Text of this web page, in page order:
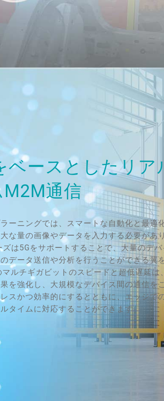
ベースとしたリア
通信
ーニングでは、スマートな自動化と最適
な量の画像やデータを入力する必要があ
ズは5Gをサポートすることで、大量のデ
データ送信や分析を行うことができる翼
マルチギガビットのスピードと超低遅延は
を強化し、大規模なデバイス間の通信を
スかつ効率的にするとともに、エッジで
タイムに対応することができます。